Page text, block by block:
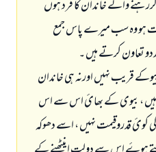
والے خاندان کا فرد ہوں
ہو وہ سب میرے پاس جمع
تعاون کرتے ہیں ۔
قریب نہيں اورنہ ہی خاندان
، بیوی کے بھائ اس سے اس
قدروقیمت نہيں ، اسے دھوکہ